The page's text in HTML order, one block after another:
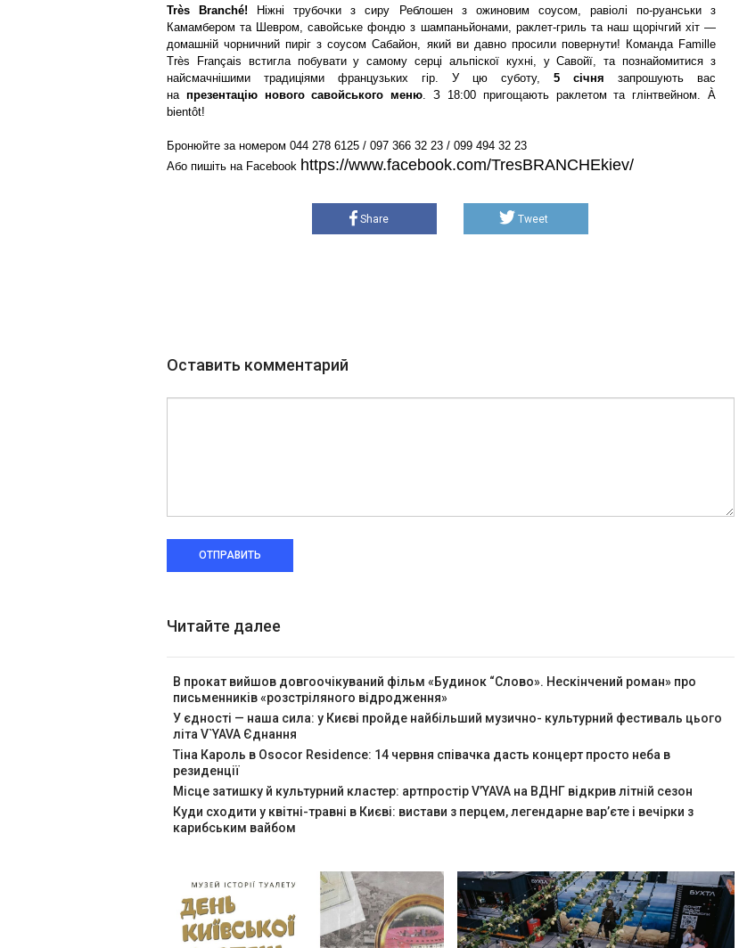
Très Branché! Ніжні трубочки з сиру Реблошен з ожиновим соусом, равіолі по-руанськи з
Камамбером та Шевром, савойське фондю з шампаньйонами, раклет-гриль та наш щорічгий хіт —
домашній чорничний пиріг з соусом Сабайон, який ви давно просили повернути! Команда Famille
Très Français встигла побувати у самому серці альпіскої кухні, у Савойї, та познайомитися з
найсмачнішими традиціями французьких гір. У цю суботу, 5 січня запрошують вас
на презентацію нового савойського меню. З 18:00 пригощають раклетом та глінтвейном. À
bientôt!
Бронюйте за номером 044 278 6125 / 097 366 32 23 / 099 494 32 23
Або пишіть на Facebook https://www.facebook.com/TresBRANCHEkiev/
Share Tweet
Оставить комментарий
ОТПРАВИТЬ
Читайте далее
В прокат вийшов довгоочікуваний фільм «Будинок “Слово». Нескінчений роман» про
письменників «розстріляного відродження»
У єдності — наша сила: у Києві пройде найбільший музично- культурний фестиваль цього
літа V`YAVA Єднання
Тіна Кароль в Osocor Residence: 14 червня співачка дасть концерт просто неба в
резиденції
Місце затишку й культурний кластер: артпростір V’YAVA на ВДНГ відкрив літній сезон
Куди сходити у квітні-травні в Києві: вистави з перцем, легендарне вар’єте і вечірки з
карибським вайбом